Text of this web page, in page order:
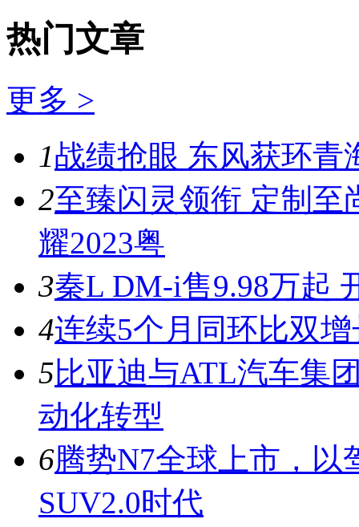
热门文章
更多 >
1战绩抢眼 东风获环青
2至臻闪灵领衔 定制至
耀2023粤
3秦L DM-i售9.98万起
4连续5个月同环比双
5比亚迪与ATL汽车集
动化转型
6腾势N7全球上市，以
SUV2.0时代